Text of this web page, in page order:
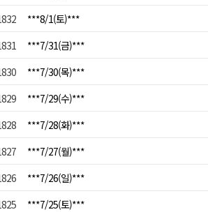
***8/1(토)***
***7/31(금)***
***7/30(목)***
***7/29(수)***
***7/28(화)***
***7/27(월)***
***7/26(일)***
***7/25(토)***